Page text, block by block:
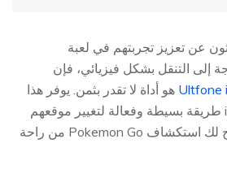
عن تعزيز تجربتهم في لعبة
Ultfone هو أداة لا تقدر بثمن. يوفر هذا
البرنامج لمستخدمي iOS طريقة بسيطة وفعالة لتغيير موقعهم
بشكل افتراضي، مما يتيح لك استكشاف Pokemon Go من راحة